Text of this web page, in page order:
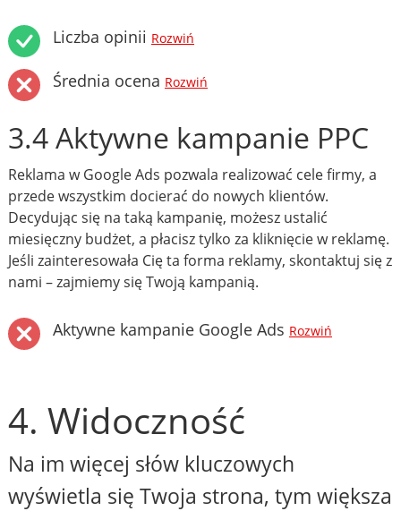
Liczba opinii Rozwiń
Średnia ocena Rozwiń
3.4 Aktywne kampanie PPC
Reklama w Google Ads pozwala realizować cele firmy, a
przede wszystkim docierać do nowych klientów.
Decydując się na taką kampanię, możesz ustalić
miesięczny budżet, a płacisz tylko za kliknięcie w reklamę.
Jeśli zainteresowała Cię ta forma reklamy, skontaktuj się z
nami – zajmiemy się Twoją kampanią.
Aktywne kampanie Google Ads Rozwiń
4. Widoczność
Na im więcej słów kluczowych
wyświetla się Twoja strona, tym większa